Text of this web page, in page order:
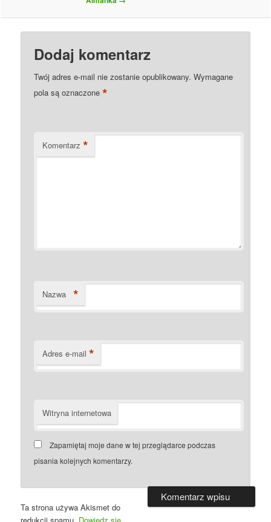
Dodaj komentarz
Twój adres e-mail nie zostanie opublikowany. Wymagane
pola są oznaczone*
Komentarz *
Nazwa *
Adres e-mail *
Witryna internetowa
Zapamiętaj moje dane w tej przeglądarce podczas
pisania kolejnych komentarzy.
Ta strona używa Akismet do